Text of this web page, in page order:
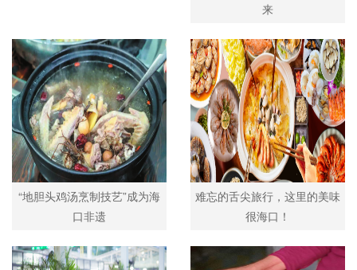
来
“地胆头鸡汤烹制技艺”成为海
口非遗
难忘的舌尖旅行，这里的美味
很海口！